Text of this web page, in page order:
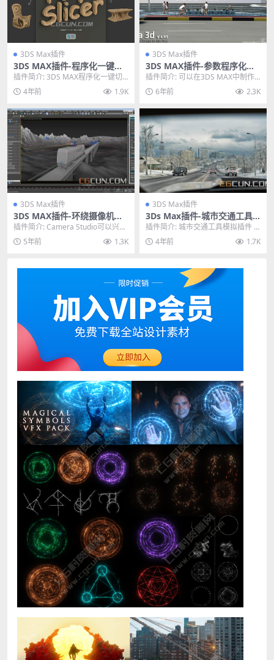
3DS Max插件
3DS MAX插件-程序化一键切
割切片插件 PolySlicer V1.01
插件简介: 3DS MAX程序化一键切
割切片插件 PolySlicer V1.0...
4年前 1.9K
3DS Max插件
3DS MAX插件-参数程序化模
型复制插件Para3d v4.95 For
3DS MAX
插件简介: 可以在3DS MAX中制作
一些参数化，复杂的3D模型，例如
交织条纹等...
6年前 2.3K
3DS Max插件
3DS MAX插件-环绕摄像机动
画插件 Crea3D Camera Stud
io v1.0
插件简介: Camera Studio可以兴趣
点对焦环绕摄像机动画，一键生
成，十...
5年前 1.3K
3DS Max插件
3Ds Max插件-城市交通工具
模拟插件 CityTraffic V2.038
破解版
插件简介: 城市交通工具模拟插件 Ci
tyTraffic V2.038是3ds ...
4年前 1.7K